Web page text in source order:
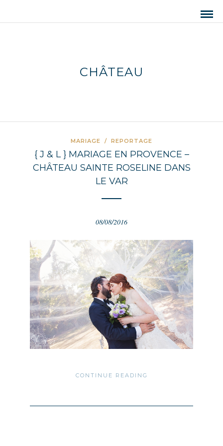
CHÂTEAU
MARIAGE / REPORTAGE
{ J & L } MARIAGE EN PROVENCE –
CHÂTEAU SAINTE ROSELINE DANS
LE VAR
08/08/2016
CONTINUE READING